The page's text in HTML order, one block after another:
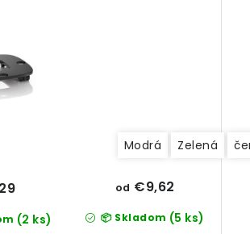
(2 ks)
Modrá Zelená
📦 Skladom (5 ks)
od €9,62